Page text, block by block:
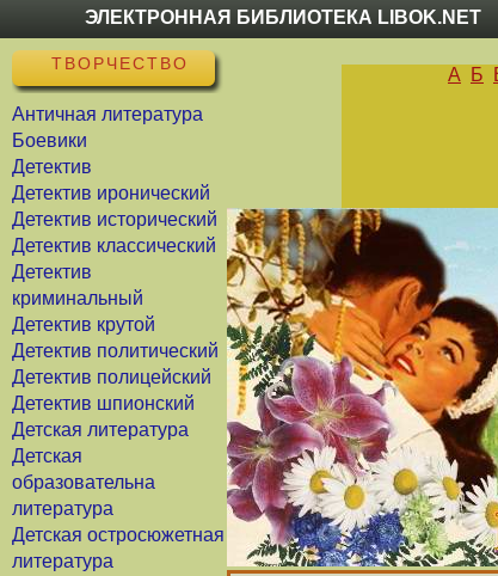
ЭЛЕКТРОННАЯ БИБЛИОТЕКА LIBOK.NET
ТВОРЧЕСТВО
Античная литература
Боевики
Детектив
Детектив иронический
Детектив исторический
Детектив классический
Детектив
криминальный
Детектив крутой
Детектив политический
Детектив полицейский
Детектив шпионский
Детская литература
Детская
образовательна
литература
Детская остросюжетная
литература
А Б